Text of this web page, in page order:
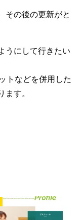
その後の更新がと
うにして行きたい
トなどを併用した
ます。